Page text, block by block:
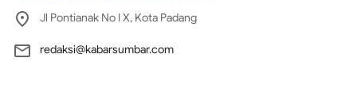
Jl Pontianak No I X, Kota Padang
redaksi@kabarsumbar.com